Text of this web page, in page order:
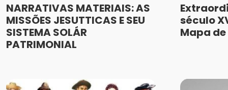
NARRATIVAS MATERIAIS: AS
MISSÕES JESUTTICAS E SEU
SISTEMA SOLÁR
PATRIMONIAL
século
Mapa